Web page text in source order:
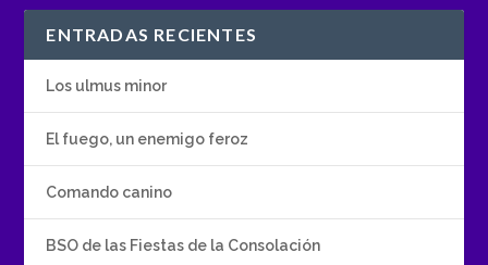
ENTRADAS RECIENTES
Los ulmus minor
El fuego, un enemigo feroz
Comando canino
BSO de las Fiestas de la Consolación